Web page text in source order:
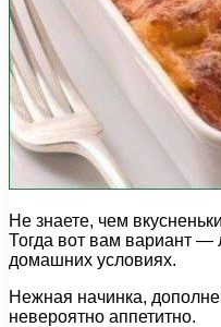
Не знаете, чем
Тогда вот вам вариант —
домашних условиях.
Нежная начинка,
невероятно аппетитно.